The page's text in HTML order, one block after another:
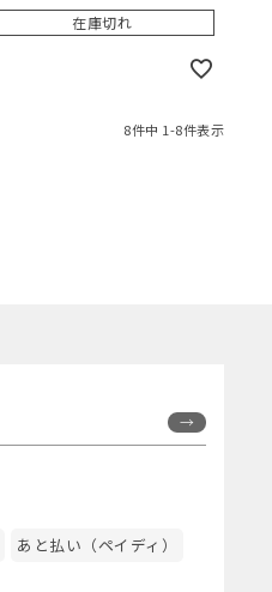
在庫切れ
8件中 1-8件表示
あと払い（ペイディ）